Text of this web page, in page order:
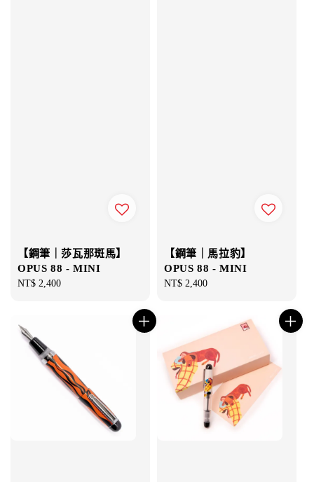
【鋼筆｜莎瓦那斑馬】
OPUS 88 - MINI
Regular
NT$ 2,400
【鋼筆｜馬拉豹】
OPUS 88 - MINI
Regular
NT$ 2,400